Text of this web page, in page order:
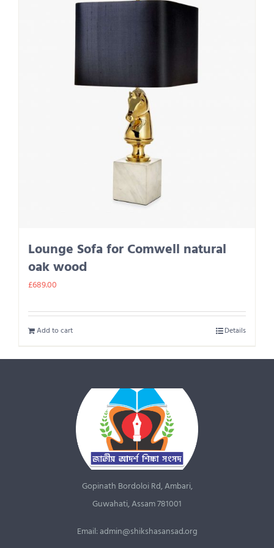
Lounge Sofa for Comwell natural
oak wood
£689.00
Add to cart Details
Gopinath Bordoloi Rd, Ambari,
Guwahati, Assam 781001
Email: admin@shikshasansad.org